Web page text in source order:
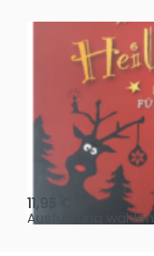
Oh, heilige Nacht!
11,95
Ausführung wählen